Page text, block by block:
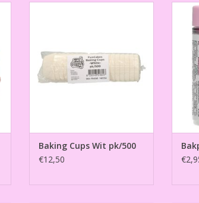
Baking Cups Wit pk/500
€12,50